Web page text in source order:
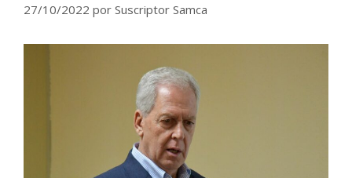
27/10/2022 por Suscriptor Samca